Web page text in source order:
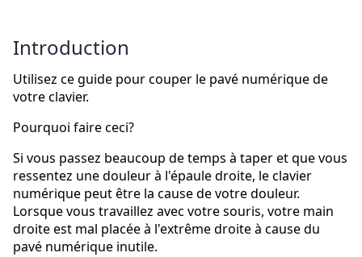
Introduction
Utilisez ce guide pour couper le pavé numérique de
votre clavier.
Pourquoi faire ceci?
Si vous passez beaucoup de temps à taper et que vous
ressentez une douleur à l'épaule droite, le clavier
numérique peut être la cause de votre douleur.
Lorsque vous travaillez avec votre souris, votre main
droite est mal placée à l'extrême droite à cause du
pavé numérique inutile.